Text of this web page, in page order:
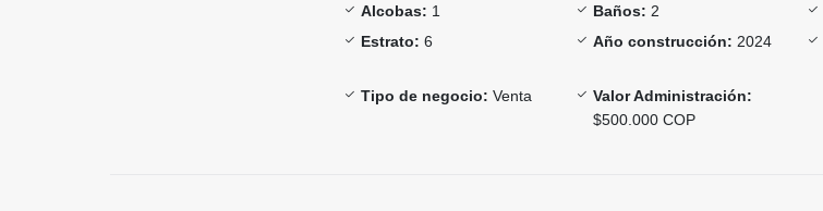
Alcobas: 1 Baños: 2
Estrato: 6 Año construcción: 2024
Tipo de negocio: Venta
Valor Administración:
$500.000 COP